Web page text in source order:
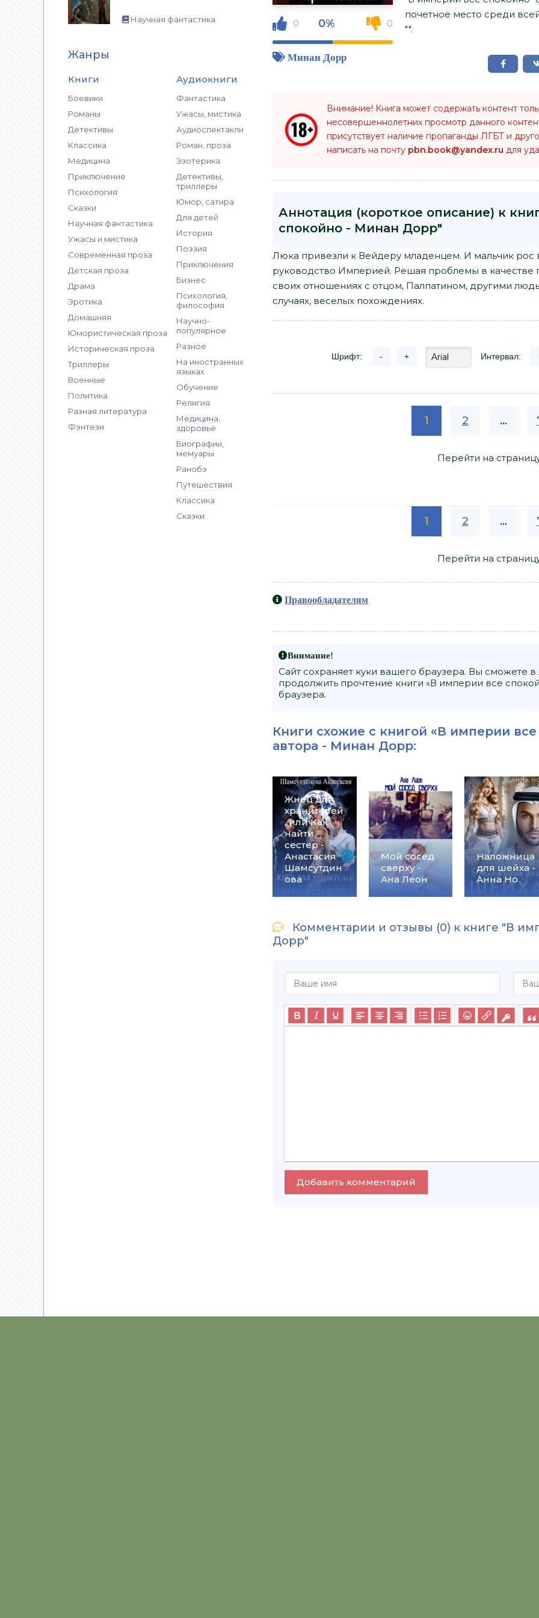
Научная фантастика
Жанры
Книги
Боевики
Романы
Детективы
Классика
Медицина
Приключение
Психология
Сказки
Научная фантастика
Ужасы и мистика
Современная проза
Детская проза
Драма
Эротика
Домашняя
Юмористическая проза
Историческая проза
Триллеры
Военные
Политика
Разная литература
Фэнтези
Аудиокниги
Фантастика
Ужасы, мистика
Аудиоспектакли
Роман, проза
Эзотерика
Детективы,
триллеры
Юмор, сатира
Для детей
История
Поэзия
Приключения
Бизнес
Психология,
философия
Научно-
популярное
Разное
На иностранных
языках
Обучение
Религия
Медицина,
здоровье
Биографии,
мемуары
Ранобэ
Путешествия
Классика
Сказки
0 0% 0
Минан Дорр
почетное место среди
"".
Внимание! Книга может содержать контент
несовершеннолетних просмотр данного
присутствует наличие пропаганды ЛГБТ и
написать на почту pbn.book@yandex.ru для
Аннотация (короткое описание) к
спокойно - Минан Дорр"
Люка привезли к Вейдеру младенцем. И мальчик рос
руководство Империей. Решая проблемы в качестве
своих отношениях с отцом, Палпатином, другими
случаях, веселых похождениях.
Шрифт: - + Интервал:
1 2 ...
Перейти на
1 2 ...
Перейти на
Правообладателям
Внимание!
Сайт сохраняет куки вашего браузера. Вы сможете
продолжить прочтение книги «В империи все
браузера.
Книги схожие с книгой «В империи
автора - Минан Дорр:
Жнец для
хранителей
, или Как
найти
сестер -
Анастасия
Шамсутдин
ова
Мой сосед
сверху -
Ана Леон
Наложница
для шейха -
Анна Но
Комментарии и отзывы (0) к книге "В
Дорр"
Добавить комментарий